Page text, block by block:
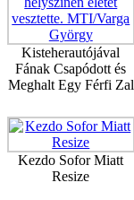
Kisteherautójával
Fának Csapódott és
Meghalt Egy Férfi Zal
Kezdo Sofor Miatt
Resize